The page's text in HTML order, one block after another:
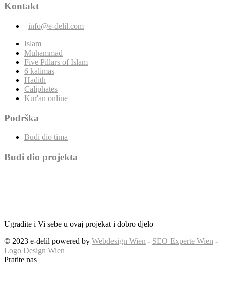
Kontakt
info@e-delil.com
Islam
Muhammad
Five Pillars of Islam
6 kalimas
Hadith
Caliphates
Kur'an online
Podrška
Budi dio tima
Budi dio projekta
Ugradite i Vi sebe u ovaj projekat i dobro djelo
© 2023 e-delil powered by Webdesign Wien - SEO Experte Wien -
Logo Design Wien
Pratite nas